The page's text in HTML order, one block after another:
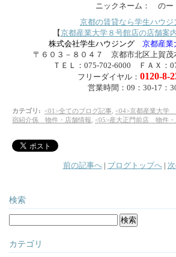
ニックネーム： のー
京都の賃貸なら学生ハウジ
【京都産業大学８号館店の店舗案
株式会社学生ハウジング 京都産業
〒６０３－８０４７ 京都市北区上賀茂
ＴＥＬ：075-702-6000 ＦＡＸ：
フリーダイヤル： 0120-8-
営業時間：09：30-17：
カテゴリ : <01>全てのブログ記事, <04>京都産業大
宿紹介係 物件・店舗情報, <05>産大正門前店 物件・
前の記事へ| ブログトップへ|
検索
カテゴリ